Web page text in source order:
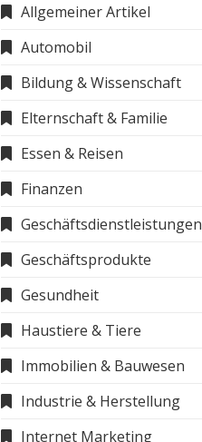
Allgemeiner Artikel
Automobil
Bildung & Wissenschaft
Elternschaft & Familie
Essen & Reisen
Finanzen
Geschäftsdienstleistungen
Geschäftsprodukte
Gesundheit
Haustiere & Tiere
Immobilien & Bauwesen
Industrie & Herstellung
Internet Marketing